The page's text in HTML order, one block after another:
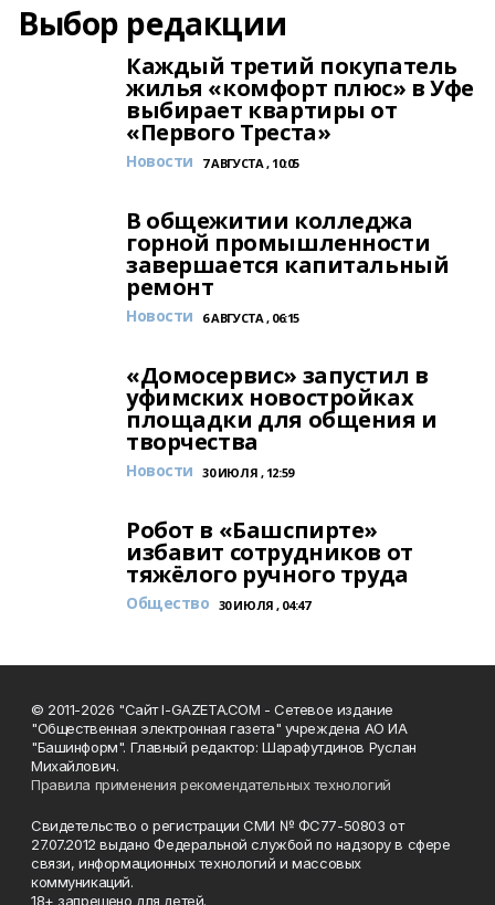
Выбор редакции
Каждый третий покупатель
жилья «комфорт плюс» в Уфе
выбирает квартиры от
«Первого Треста»
Новости 7 АВГУСТА , 10:05
В общежитии колледжа
горной промышленности
завершается капитальный
ремонт
Новости 6 АВГУСТА , 06:15
«Домосервис» запустил в
уфимских новостройках
площадки для общения и
творчества
Новости 30 ИЮЛЯ , 12:59
Робот в «Башспирте»
избавит сотрудников от
тяжёлого ручного труда
Общество 30 ИЮЛЯ , 04:47
© 2011-2026 "Сайт I-GAZETA.COM - Сетевое издание
"Общественная электронная газета" учреждена АО ИА
"Башинформ". Главный редактор: Шарафутдинов Руслан
Михайлович.
Правила применения рекомендательных технологий
Свидетельство о регистрации СМИ № ФС77-50803 от
27.07.2012 выдано Федеральной службой по надзору в сфере
связи, информационных технологий и массовых
коммуникаций.
18+ запрещено для детей.